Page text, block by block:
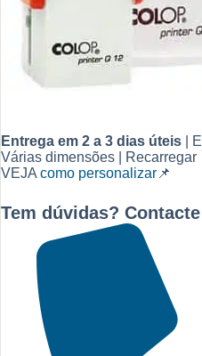
Entrega em 2 a 3 dias úteis |
Várias dimensões | Recarregar
VEJA como personalizar 📌
Tem dúvidas? Contacte